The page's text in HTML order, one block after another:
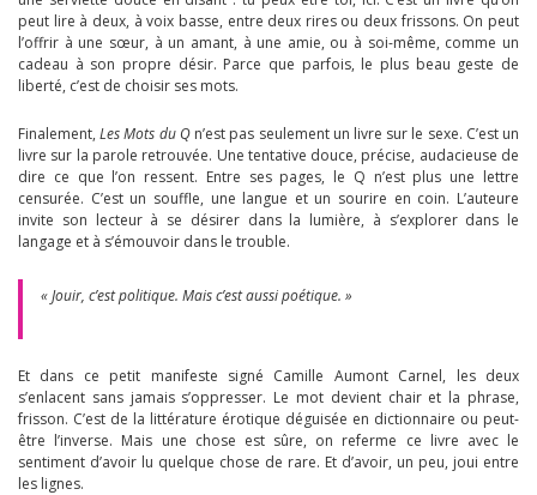
peut lire à deux, à voix basse, entre deux rires ou deux frissons. On peut
l’offrir à une sœur, à un amant, à une amie, ou à soi-même, comme un
cadeau à son propre désir. Parce que parfois, le plus beau geste de
liberté, c’est de choisir ses mots.
Finalement,Les Mots du Qn’est pas seulement un livre sur le sexe. C’est un
livre sur la parole retrouvée. Une tentative douce, précise, audacieuse de
dire ce que l’on ressent. Entre ses pages, le Q n’est plus une lettre
censurée. C’est un souffle, une langue et un sourire en coin. L’auteure
invite son lecteur à se désirer dans la lumière, à s’explorer dans le
langage et à s’émouvoir dans le trouble.
« Jouir, c’est politique. Mais c’est aussi poétique. »
Et dans ce petit manifeste signé Camille Aumont Carnel, les deux
s’enlacent sans jamais s’oppresser. Le mot devient chair et la phrase,
frisson. C’est de la littérature érotique déguisée en dictionnaire ou peut-
être l’inverse. Mais une chose est sûre, on referme ce livre avec le
sentiment d’avoir lu quelque chose de rare. Et d’avoir, un peu, joui entre
les lignes.